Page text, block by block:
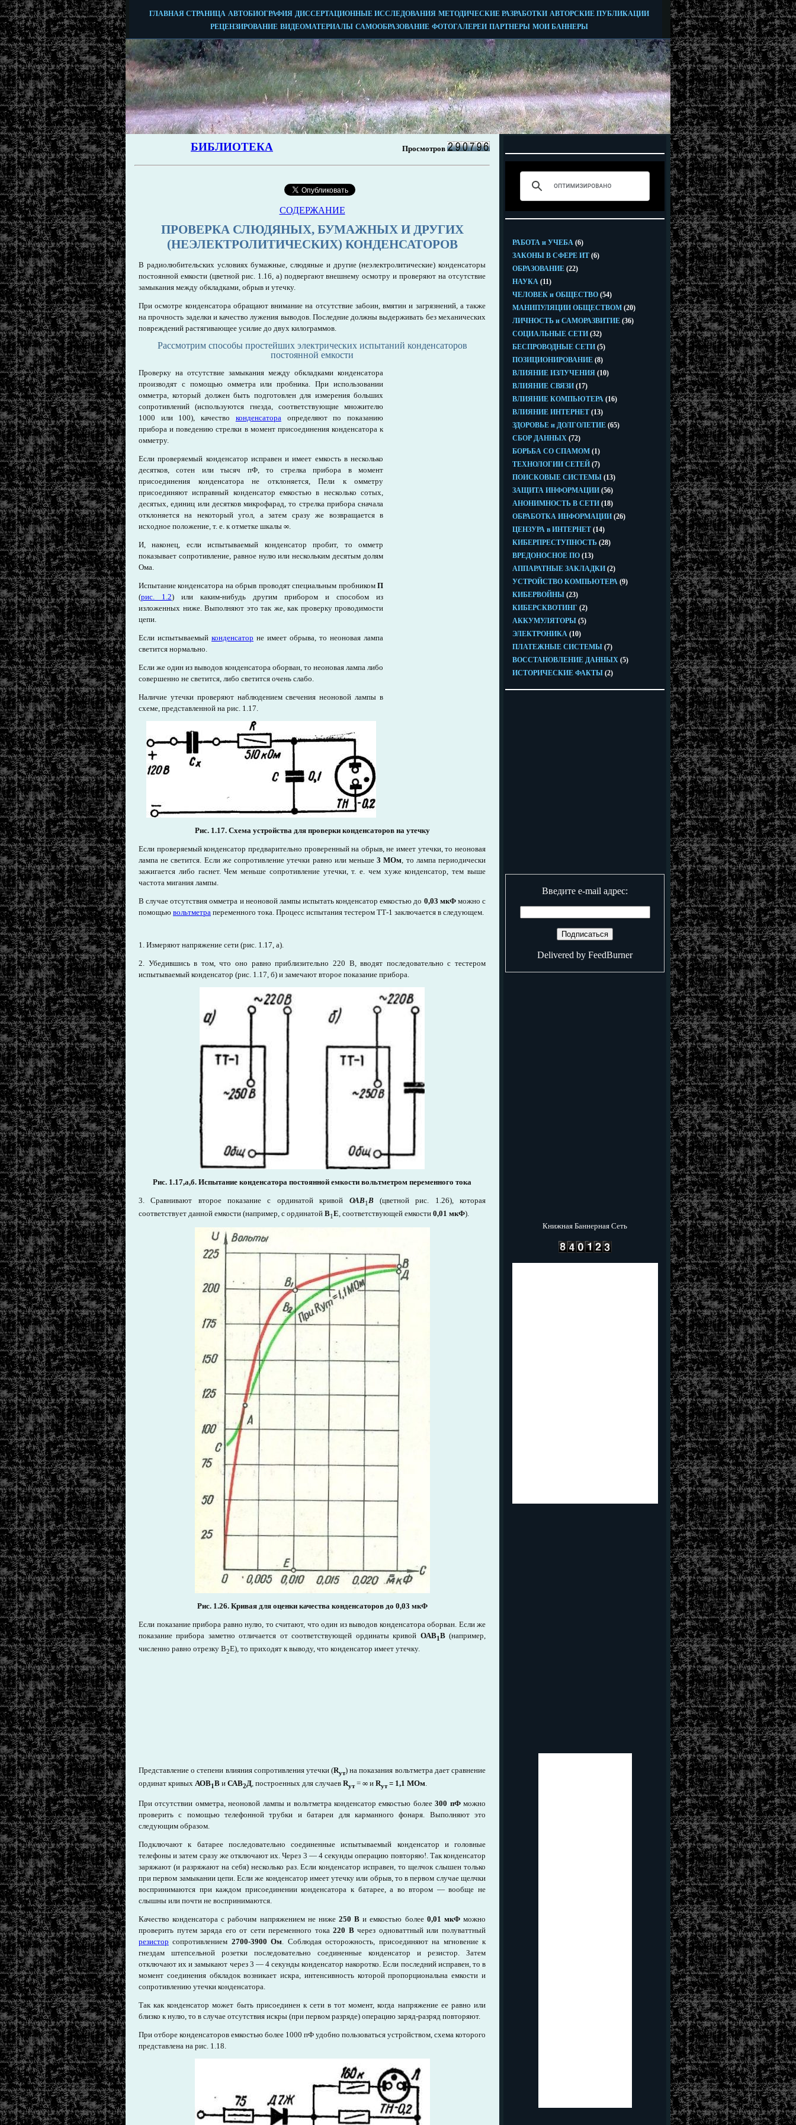
СОДЕРЖАНИЕ
ПРОВЕРКА СЛЮДЯНЫХ, БУМАЖНЫХ И ДРУГИХ
(НЕЭЛЕКТРОЛИТИЧЕСКИХ) КОНДЕНСАТОРОВ
В радиолюбительских условиях бумажные, слюдяные и другие (неэлектролитические) конденсаторы
постоянной емкости (цветной рис. 1.16, а) подвергают внешнему осмотру и проверяют на отсутствие
замыкания между обкладками, обрыв и утечку.
При осмотре конденсатора обращают внимание на отсутствие забоин, вмятин и загрязнений, а также
на прочность заделки и качество лужения выводов. Последние должны выдерживать без механических
повреждений растягивающее усилие до двух килограммов.
Рассмотрим способы простейших электрических испытаний конденсаторов
постоянной емкости
Проверку на отсутствие замыкания между обкладками конденсатора
производят с помощью омметра или пробника. При использовании
омметра, который должен быть подготовлен для измерения больших
сопротивлений (используются гнезда, соответствующие множителю
1000 или 100), качество конденсатораопределяют по показанию
прибора и поведению стрелки в момент присоединения конденсатора к
омметру.
Если проверяемый конденсатор исправен и имеет емкость в несколько
десятков, сотен или тысяч пФ, то стрелка прибора в момент
присоединения конденсатора не отклоняется, Пели к омметру
присоединяют исправный конденсатор емкостью в несколько сотых,
десятых, единиц или десятков микрофарад, то стрелка прибора сначала
отклоняется на некоторый угол, а затем сразу же возвращается в
исходное положение, т. е. к отметке шкалы ∞.
И, наконец, если испытываемый конденсатор пробит, то омметр
показывает сопротивление, равное нулю или нескольким десятым долям
Ома.
Испытание конденсатора на обрыв проводят специальным пробником П
(рис. 1.2) или каким-нибудь другим прибором и способом из
изложенных ниже. Выполняют это так же, как проверку проводимости
цепи.
Если испытываемый конденсатор не имеет обрыва, то неоновая лампа
светится нормально.
Если же один из выводов конденсатора оборван, то неоновая лампа либо
совершенно не светится, либо светится очень слабо.
Наличие утечки проверяют наблюдением свечения неоновой лампы в
схеме, представленной на рис. 1.17.
Рис. 1.17. Схема устройства для проверки конденсаторов на утечку
Если проверяемый конденсатор предварительно проверенный на обрыв, не имеет утечки, то неоновая
лампа не светится. Если же сопротивление утечки равно или меньше3 МОм, то лампа периодически
зажигается либо гаснет. Чем меньше сопротивление утечки, т. е. чем хуже конденсатор, тем выше
частота мигания лампы.
В случае отсутствия омметра и неоновой лампы испытать конденсатор емкостью до 0,03 мкФможно с
помощью вольтметра переменного тока. Процесс испытания тестером ТТ-1 заключается в следующем.
1. Измеряют напряжение сети (рис. 1.17, а).
2. Убедившись в том, что оно равно приблизительно 220 В, вводят последовательно с тестером
испытываемый конденсатор (рис. 1.17, б) и замечают второе показание прибора.
Рис. 1.17,а,б. Испытание конденсатора постоянной емкости вольтметром переменного тока
3. Сравнивают второе показание с ординатой кривой ОАВ1В(цветной рис. 1.26), которая
соответствует данной емкости (например, с ординатой B1E , соответствующей емкости 0,01 мкФ).
Рис. 1.26. Кривая для оценки качества конденсаторов до 0,03 мкФ
Если показание прибора равно нулю, то считают, что один из выводов конденсатора оборван. Если же
показание прибора заметно отличается от соответствующей ординаты кривой ОАВ1В(например,
численно равно отрезку В2Е), то приходят к выводу, что конденсатор имеет утечку.
Представление о степени влияния сопротивления утечки (Rут) на показания вольтметра дает сравнение
ординат кривых АОВ1В и САВ2Д , построенных для случаев Rут= ∞ и Rут= 1,1 МОм
При отсутствии омметра, неоновой лампы и вольтметра конденсатор емкостью более300 пФможно
проверить с помощью телефонной трубки и батареи для карманного фонаря. Выполняют это
следующим образом.
Подключают к батарее последовательно соединенные испытываемый конденсатор и головные
телефоны и затем сразу же отключают их. Через 3 — 4 секунды операцию повторяю!. Так конденсатор
заряжают (и разряжают на себя) несколько раз. Если конденсатор исправен, то щелчок слышен только
при первом замыкании цепи. Если же конденсатор имеет утечку или обрыв, то в первом случае щелчки
воспринимаются при каждом присоединении конденсатора к батарее, а во втором — вообще не
слышны или почти не воспринимаются.
Качество конденсатора с рабочим напряжением не ниже 250 В и емкостью более 0,01 мкФможно
проверить путем заряда его от сети переменного тока220 Вчерез одноваттный или полуваттный
резистор сопротивлением 2700-3900 Ом . Соблюдая осторожность, присоединяют на мгновение к
гнездам штепсельной розетки последовательно соединенные конденсатор и резистор. Затем
отключают их и замыкают через 3 — 4 секунды конденсатор накоротко. Если последний исправен, то в
момент соединения обкладок возникает искра, интенсивность которой пропорциональна емкости и
сопротивлению утечки конденсатора.
Так как конденсатор может быть присоединен к сети в тот момент, когда напряжение ее равно или
близко к нулю, то в случае отсутствия искры (при первом разряде) операцию заряд-разряд повторяют.
При отборе конденсаторов емкостью более 1000 пФ удобно пользоваться устройством, схема которого
представлена на рис. 1.18.